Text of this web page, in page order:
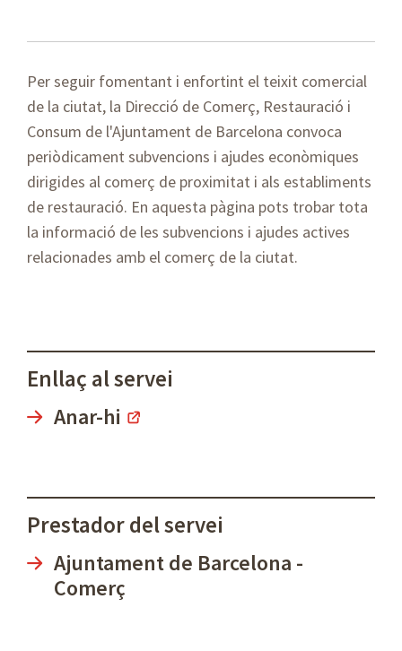
Per seguir fomentant i enfortint el teixit comercial
de la ciutat, la Direcció de Comerç, Restauració i
Consum de l'Ajuntament de Barcelona convoca
periòdicament subvencions i ajudes econòmiques
dirigides al comerç de proximitat i als establiments
de restauració. En aquesta pàgina pots trobar tota
la informació de les subvencions i ajudes actives
relacionades amb el comerç de la ciutat.
Enllaç al servei
Anar-hi
Prestador del servei
Ajuntament de Barcelona -
Comerç